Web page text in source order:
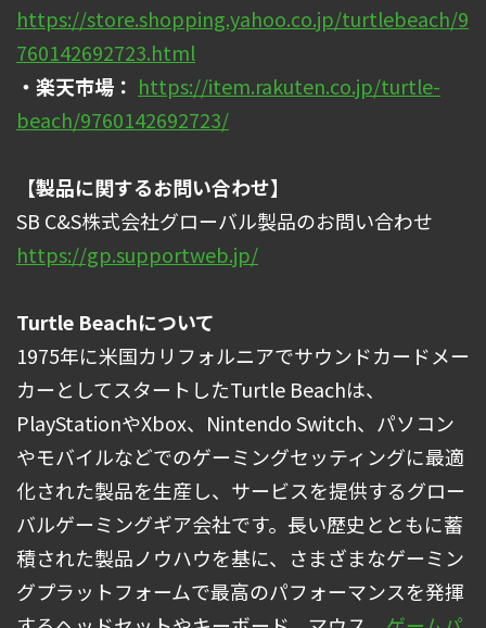
https://store.shopping.yahoo.co.jp/turtlebeach/9
760142692723.html
・楽天市場： https://item.rakuten.co.jp/turtle-
beach/9760142692723/
【製品に関するお問い合わせ】
SB C&S株式会社グローバル製品のお問い合わせ
https://gp.supportweb.jp/
Turtle Beachについて
1975年に米国カリフォルニアでサウンドカードメー
カーとしてスタートしたTurtle Beachは、
PlayStationやXbox、Nintendo Switch、パソコン
やモバイルなどでのゲーミングセッティングに最適
化された製品を生産し、サービスを提供するグロー
バルゲーミングギア会社です。長い歴史とともに蓄
積された製品ノウハウを基に、さまざまなゲーミン
グプラットフォームで最高のパフォーマンスを発揮